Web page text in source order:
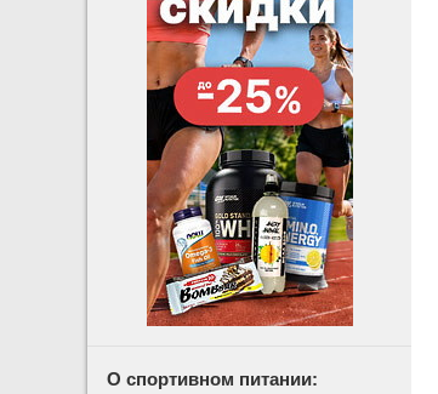
О спортивном питании: